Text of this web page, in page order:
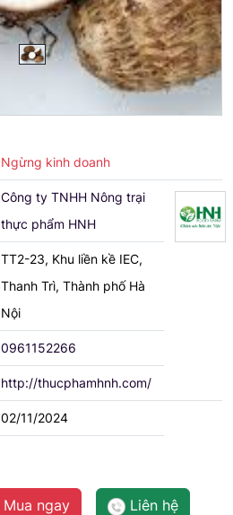
Ngừng kinh doanh
Công ty TNHH Nông trại
thực phẩm HNH
TT2-23, Khu liền kề IEC,
Thanh Trì, Thành phố Hà
Nội
0961152266
http://thucphamhnh.com/
02/11/2024
Mua ngay Liên hệ